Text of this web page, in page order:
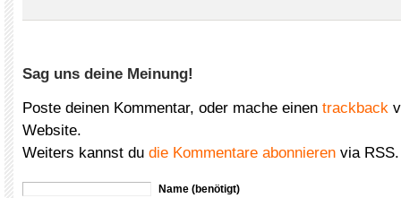
Sag uns deine Meinung!
Poste deinen Kommentar, oder mache einen trackback
Website.
Weiters kannst du die Kommentare abonnieren via RSS.
Name (benötigt)